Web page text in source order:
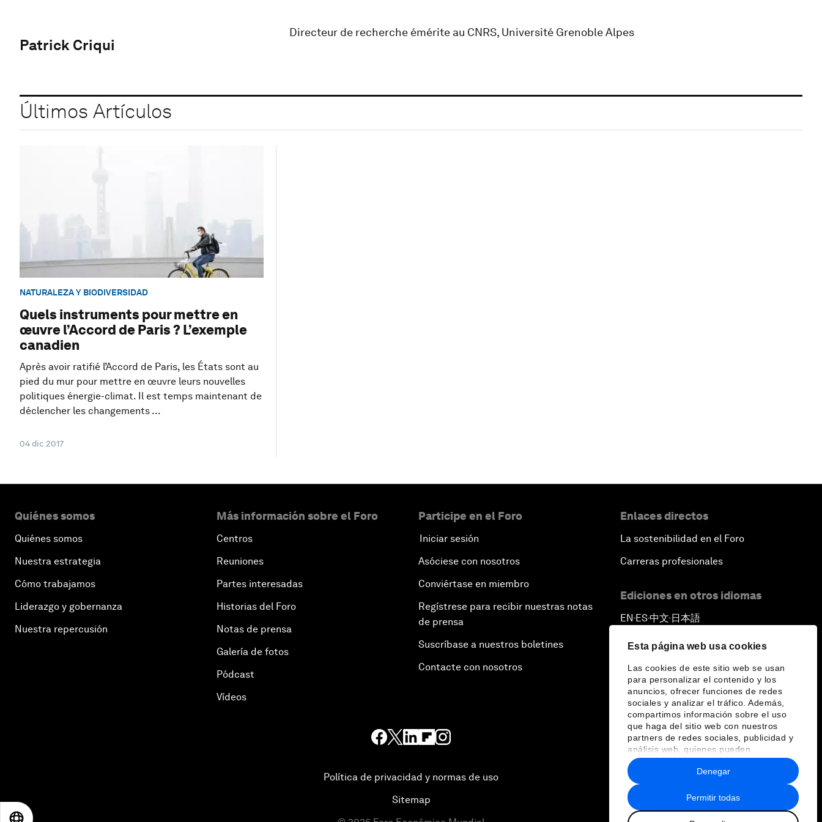
Esta página web usa cookies
Las cookies de este sitio web se usan
para personalizar el contenido y los
anuncios, ofrecer funciones de redes
sociales y analizar el tráfico. Además,
compartimos información sobre el uso
que haga del sitio web con nuestros
partners de redes sociales, publicidad y
análisis web, quienes pueden
combinarla con otra información que les
haya proporcionado o que hayan
recopilado a partir del uso que haya
hecho de sus servicios.
Permitir todas
Denegar
Patrick Criqui
Directeur de recherche émérite au CNRS, Université Grenoble Alpes
Últimos Artículos
NATURALEZA Y BIODIVERSIDAD
Quels instruments pour mettre en
œuvre l’Accord de Paris ? L’exemple
canadien
Après avoir ratifié l’Accord de Paris, les États sont au
pied du mur pour mettre en œuvre leurs nouvelles
politiques énergie-climat. Il est temps maintenant de
déclencher les changements ...
04 dic 2017
Quiénes somos
Quiénes somos
Nuestra estrategia
Cómo trabajamos
Liderazgo y gobernanza
Nuestra repercusión
Más información sobre el Foro
Centros
Reuniones
Partes interesadas
Historias del Foro
Notas de prensa
Galería de fotos
Pódcast
Vídeos
Participe en el Foro
Iniciar sesión
Asóciese con nosotros
Conviértase en miembro
Regístrese para recibir nuestras notas
de prensa
Suscríbase a nuestros boletines
Contacte con nosotros
Enlaces directos
La sostenibilidad en el Foro
Carreras profesionales
Ediciones en otros idiomas
EN ▪ ES▪中文▪ 日本語
Política de privacidad y normas de uso
Sitemap